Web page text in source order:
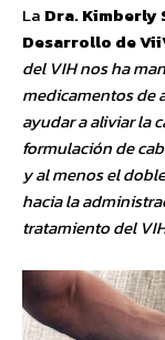
La Dra. Kimberly
Desarrollo de
del VIH nos ha
medicamentos de
ayudar a aliviar la
formulación de
y al menos el
hacia la
tratamiento del